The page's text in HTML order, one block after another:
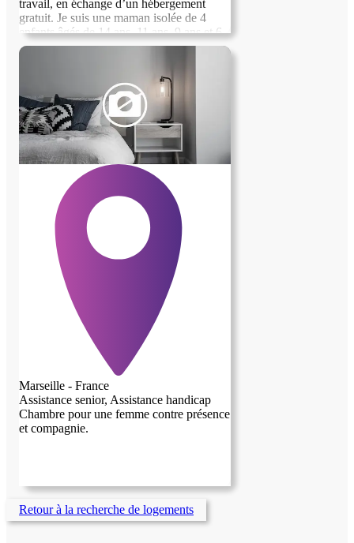
travail, en échange d’un hébergement
gratuit. Je suis une maman isolée de 4
enfants âgés de 14 ans, 11 ans, 9 ans et 6
ans. Les services demandées : Aider les
scolaires, Prendre soin des enfants et de la
maison pendant mes absences Je
recherche une personne calme,
bienveillante, organisée et aimant les
enfants. Une rémunération peut être
versée en complément selon l’aide
apportée. Pour plus d’informations, merci
de me contacte.
Marseille - France
Assistance senior, Assistance handicap
Chambre pour une femme contre présence
et compagnie.
Retour à la recherche de logements